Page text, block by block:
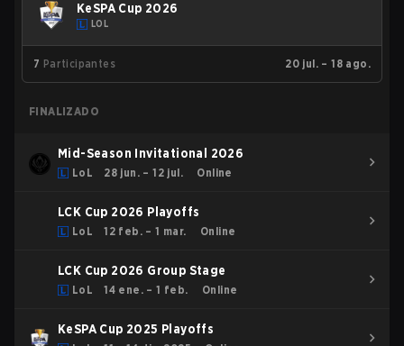
KeSPA Cup 2026
LOL
7 Participantes 20 jul. – 18 ago.
FINALIZADO
Mid-Season Invitational 2026
LoL 28 jun. – 12 jul. Online
LCK Cup 2026 Playoffs
LoL 12 feb. – 1 mar. Online
LCK Cup 2026 Group Stage
LoL 14 ene. – 1 feb. Online
KeSPA Cup 2025 Playoffs